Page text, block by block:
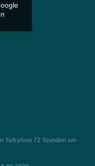
Talkshow 72 Stunden am